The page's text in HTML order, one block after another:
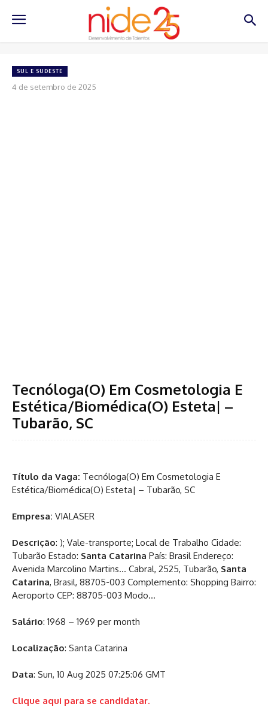
SUL E SUDESTE
4 de setembro de 2025
Tecnóloga(O) Em Cosmetologia E
Estética/Biomédica(O) Esteta| –
Tubarão, SC
Título da Vaga: Tecnóloga(O) Em Cosmetologia E
Estética/Biomédica(O) Esteta| – Tubarão, SC
Empresa: VIALASER
Descrição: ); Vale-transporte; Local de Trabalho Cidade:
Tubarão Estado: Santa Catarina País: Brasil Endereço:
Avenida Marcolino Martins… Cabral, 2525, Tubarão, Santa
Catarina, Brasil, 88705-003 Complemento: Shopping Bairro:
Aeroporto CEP: 88705-003 Modo…
Salário: 1968 – 1969 per month
Localização: Santa Catarina
Data: Sun, 10 Aug 2025 07:25:06 GMT
Clique aqui para se candidatar.